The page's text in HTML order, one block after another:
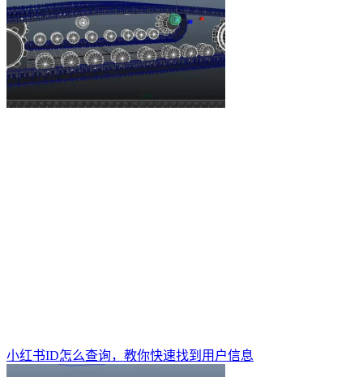
小红书ID怎么查询，教你快速找到用户信息